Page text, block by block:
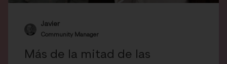
Javier
Community Manager
Más de la mitad de las